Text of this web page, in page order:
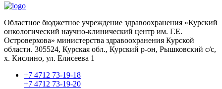
Областное бюджетное учреждение здравоохранения «Курский
онкологический научно-клинический центр им. Г.Е.
Островерхова» министерства здравоохранения Курской
области. 305524, Курская обл., Курский р-он, Рышковский с/с,
х. Кислино, ул. Елисеева 1
+7 4712 73-19-18
+7 4712 73-19-20